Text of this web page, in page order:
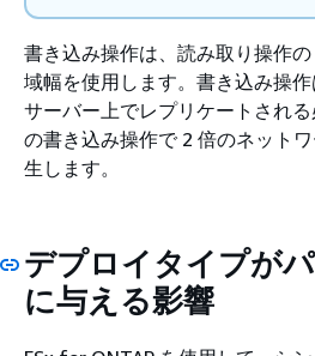
書き込み操作は、読み取り操作
域幅を使用します。書き込み操
サーバー上でレプリケートされ
の書き込み操作で 2 倍のネット
生します。
デプロイタイプが
に与える影響